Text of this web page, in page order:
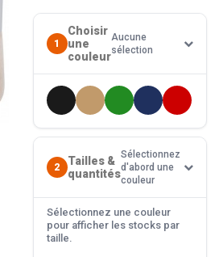
1
Choisir
une
couleur
Aucune
sélection
2
Tailles &
quantités
Sélectionnez
d'abord une
couleur
Sélectionnez une couleur
pour afficher les stocks par
taille.